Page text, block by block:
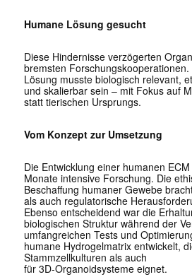
Humane Lösung gesucht
Diese Hindernisse verzögerten
bremsten
Lösung musste biologisch relevant,
und skalierbar sein – mit Fokus auf
statt tierischen Ursprungs.
Vom Konzept zur Umsetzung
Die Entwicklung einer humanen
Monate intensive Forschung. Die
Beschaffung humaner Gewebe
als auch regulatorische
Ebenso entscheidend war die
biologischen Struktur während der
umfangreichen Tests und
humane Hydrogelmatrix entwickelt,
Stammzellkulturen als auch
für 3D-Organoidsysteme eignet.